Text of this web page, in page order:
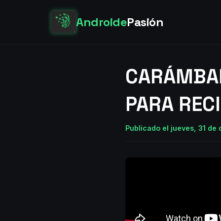
AndroidePasión
PARA
Publicado el jueves, 31 de